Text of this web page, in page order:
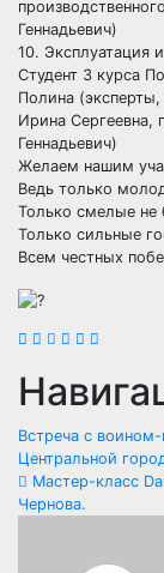
Геннадьевич)
10. Эксплуатация
Студент 3 курса
Полина (эксперты,
Ирина Сергеевна,
Геннадьевич)
Желаем нашим
Ведь только
Только смелые не
Только сильные
Всем честных
Встреча с
Центральной
Мастер-класс
Чернова.